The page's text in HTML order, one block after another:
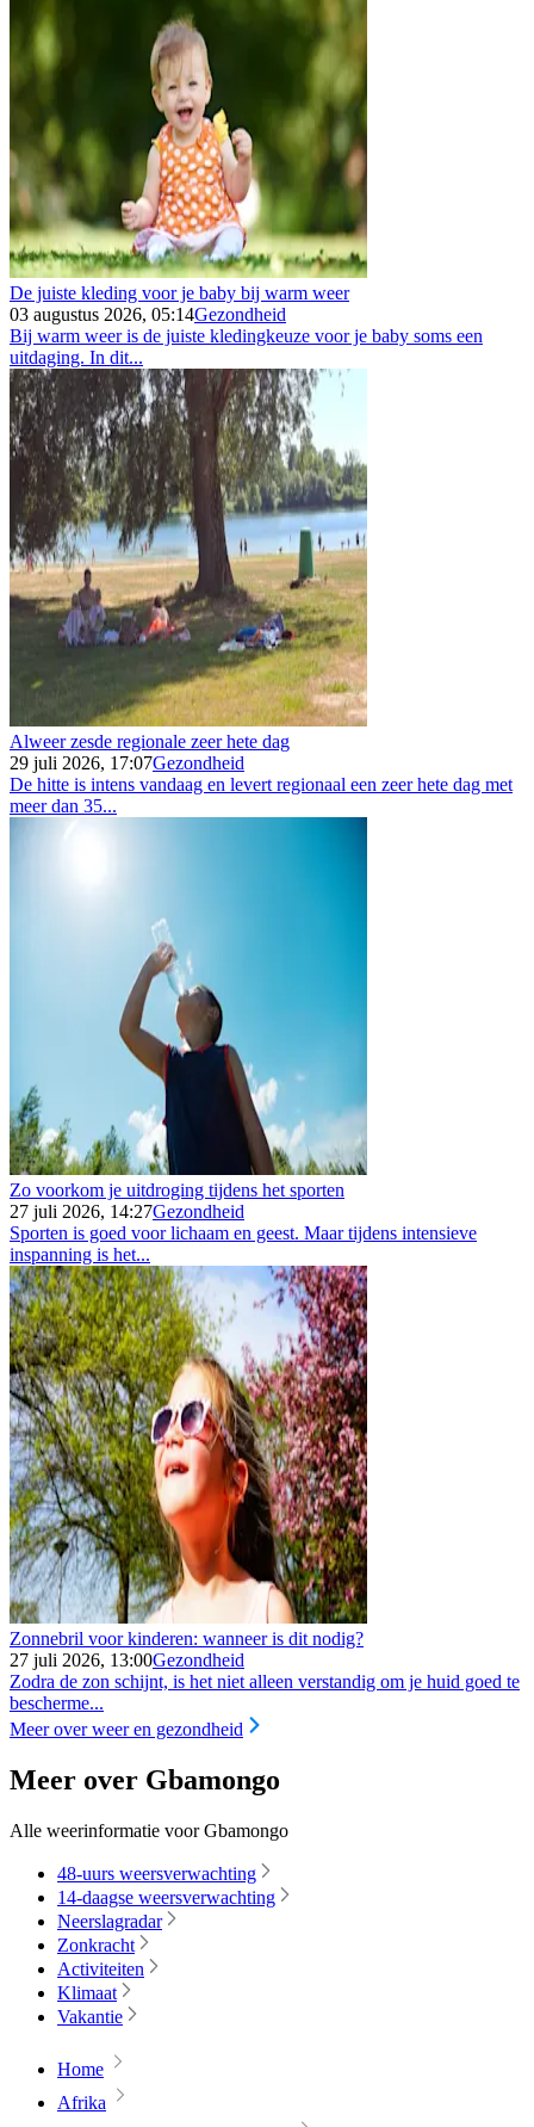
De juiste kleding voor je baby bij warm weer
03 augustus 2026, 05:14Gezondheid
Bij warm weer is de juiste kledingkeuze voor je baby soms een
uitdaging. In dit...
Alweer zesde regionale zeer hete dag
29 juli 2026, 17:07Gezondheid
De hitte is intens vandaag en levert regionaal een zeer hete dag met
meer dan 35...
Zo voorkom je uitdroging tijdens het sporten
27 juli 2026, 14:27Gezondheid
Sporten is goed voor lichaam en geest. Maar tijdens intensieve
inspanning is het...
Zonnebril voor kinderen: wanneer is dit nodig?
27 juli 2026, 13:00Gezondheid
Zodra de zon schijnt, is het niet alleen verstandig om je huid goed te
bescherme...
Meer over weer en gezondheid
Meer over Gbamongo
Alle weerinformatie voor Gbamongo
48-uurs weersverwachting
14-daagse weersverwachting
Neerslagradar
Zonkracht
Activiteiten
Klimaat
Vakantie
Home
Afrika